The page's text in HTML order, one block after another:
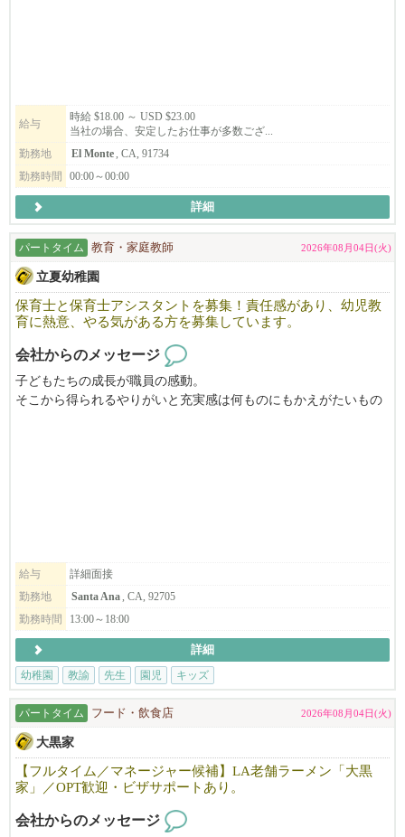
給与
時給 $18.00 ～ USD $23.00
当社の場合、安定したお仕事が多数ござ...
勤務地
El Monte, CA, 91734
勤務時間
00:00～00:00
詳細
パートタイム 教育・家庭教師 2026年08月04日(火)
立夏幼稚園
保育士と保育士アシスタントを募集！責任感があり、幼児教
育に熱意、やる気がある方を募集しています。
会社からのメッセージ
子どもたちの成長が職員の感動。
そこから得られるやりがいと充実感は何ものにもかえがたいもの
立夏幼稚園の教育理念に賛同して頂ける方、ぜひお問い合わせ下
ホームページ https://riccapreschool.com/
イスタグラム @ricca_preschool
給与
詳細面接
勤務地
Santa Ana , CA, 92705
勤務時間
13:00～18:00
詳細
幼稚園
教諭 先生 園児 キッズ
パートタイム フード・飲食店 2026年08月04日(火)
大黒家
【フルタイム／マネージャー候補】LA老舗ラーメン「大黒
家」／OPT歓迎・ビザサポートあり。
会社からのメッセージ